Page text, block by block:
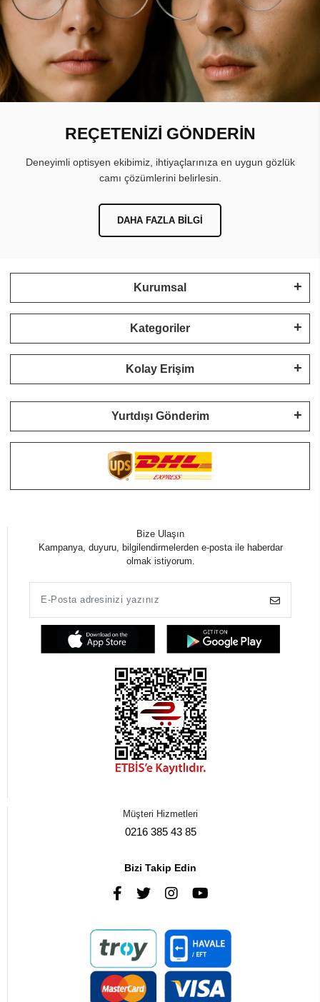
REÇETENİZİ GÖNDERİN
Deneyimli optisyen ekibimiz, ihtiyaçlarınıza en uygun gözlük
camı çözümlerini belirlesin.
DAHA FAZLA BILGI
Kurumsal
Kategoriler
Kolay Erişim
Yurtdışı Gönderim
Bize Ulaşın
Kampanya, duyuru, bilgilendirmelerden e-posta ile haberdar
olmak istiyorum.
Müşteri Hizmetleri
0216 385 43 85
Bizi Takip Edin